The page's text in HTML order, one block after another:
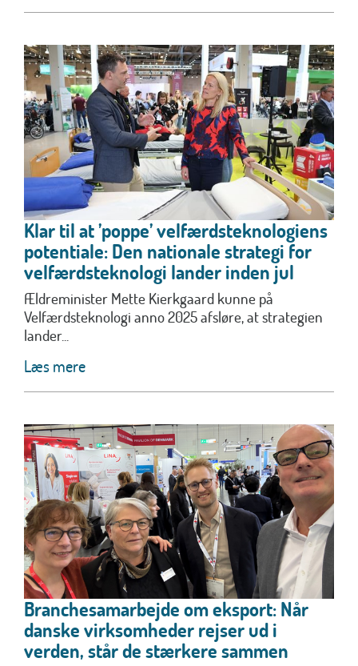
Klar til at ’poppe’ velfærdsteknologiens
potentiale: Den nationale strategi for
velfærdsteknologi lander inden jul
Ældreminister Mette Kierkgaard kunne på
Velfærdsteknologi anno 2025 afsløre, at strategien
lander...
Læs mere
Branchesamarbejde om eksport: Når
danske virksomheder rejser ud i
verden, står de stærkere sammen